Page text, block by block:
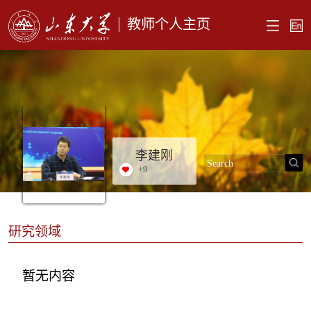
教师个人主页
李建刚
+9
研究领域
暂无内容